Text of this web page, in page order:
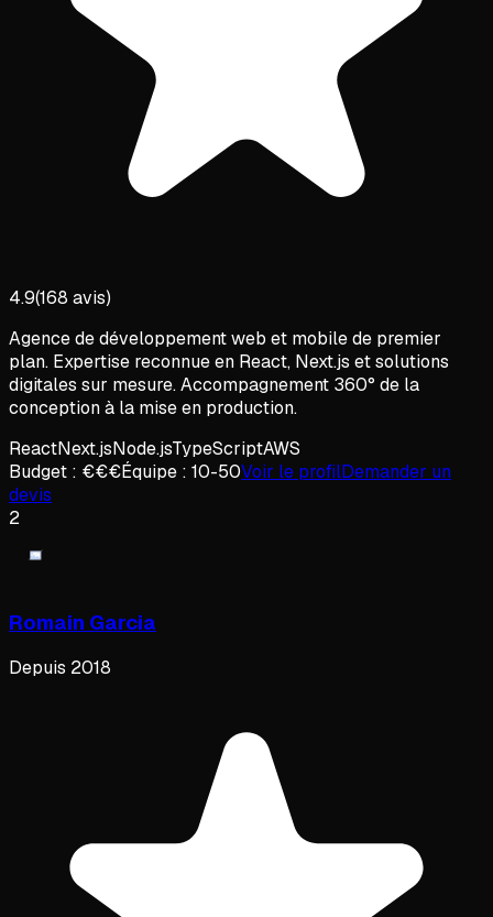
4.9(168 avis)
Agence de développement web et mobile de premier
plan. Expertise reconnue en React, Next.js et solutions
digitales sur mesure. Accompagnement 360° de la
conception à la mise en production.
ReactNext.jsNode.jsTypeScriptAWS
Budget : €€€Équipe : 10-50Voir le profilDemander un
devis
2
Romain Garcia
Depuis 2018